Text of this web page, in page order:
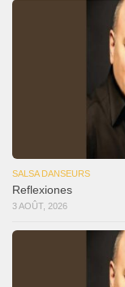
SALSA DANSEURS
Reflexiones
3 AOÛT, 2026